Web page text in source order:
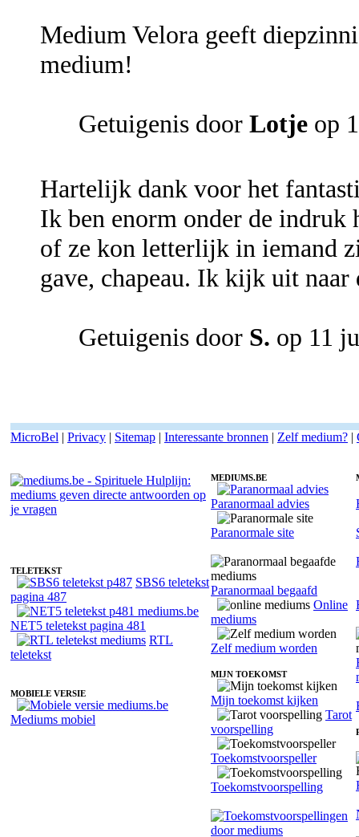
Medium Velora geeft
medium!
Getuigenis door Lotje op
Hartelijk dank voor het
Ik ben enorm onder de indruk
of ze kon letterlijk in iemand
gave, chapeau. Ik kijk uit
Getuigenis door S. op 11
MicroBel | Privacy | Sitemap | Interessante bronnen | Zelf medium? |
TELETEKST
SBS6 teletekst
pagina 487
NET5 teletekst pagina 481
RTL
teletekst
MOBIELE VERSIE
Mediums mobiel
MEDIUMS.BE
Paranormaal advies
Paranormale site
Paranormaal begaafd
Online
mediums
Zelf medium worden
MIJN TOEKOMST
Mijn toekomst kijken
Tarot
voorspelling
Toekomstvoorspeller
Toekomstvoorspelling